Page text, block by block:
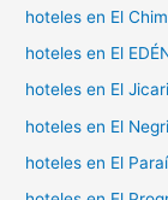
hoteles en El
hoteles en El
hoteles en El
hoteles en El
hoteles en El